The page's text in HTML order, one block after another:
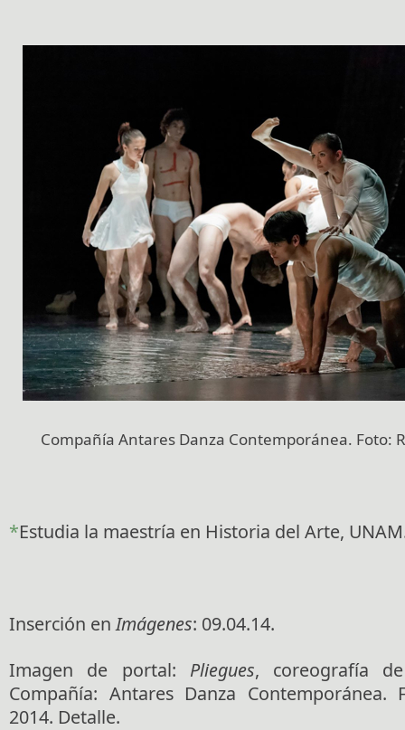
Compañía Antares Danza Contemporánea. Foto:
*Estudia la maestría en Historia del Arte,
Inserción enImágenes: 09.04.14.
Imagen de portal: Pliegues, coreografía
Compañía: Antares Danza Contemporánea.
2014. Detalle.